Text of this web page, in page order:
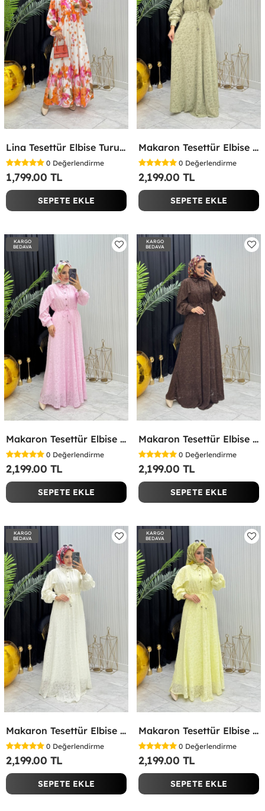
Lina Tesettür Elbise Turuncu Turuncu
0 Değerlendirme
1,799.00 TL
SEPETE EKLE
Makaron Tesettür Elbise Yeşil Yeşil
0 Değerlendirme
2,199.00 TL
SEPETE EKLE
KARGO
BEDAVA
Makaron Tesettür Elbise Pembe Pembe
0 Değerlendirme
2,199.00 TL
SEPETE EKLE
KARGO
BEDAVA
Makaron Tesettür Elbise Kahverengi Kahverengi
0 Değerlendirme
2,199.00 TL
SEPETE EKLE
KARGO
BEDAVA
Makaron Tesettür Elbise Beyaz Beyaz
0 Değerlendirme
2,199.00 TL
SEPETE EKLE
KARGO
BEDAVA
Makaron Tesettür Elbise Sarı Sarı
0 Değerlendirme
2,199.00 TL
SEPETE EKLE